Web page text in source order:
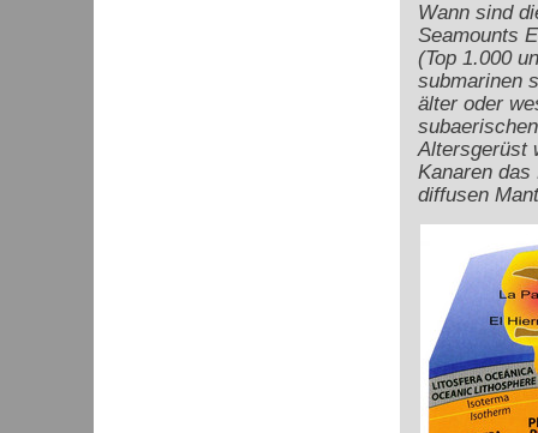
Wann sind
Seamounts
(Top 1.000
submarinen
älter oder
Altersgerüst
Kanaren
diffusen